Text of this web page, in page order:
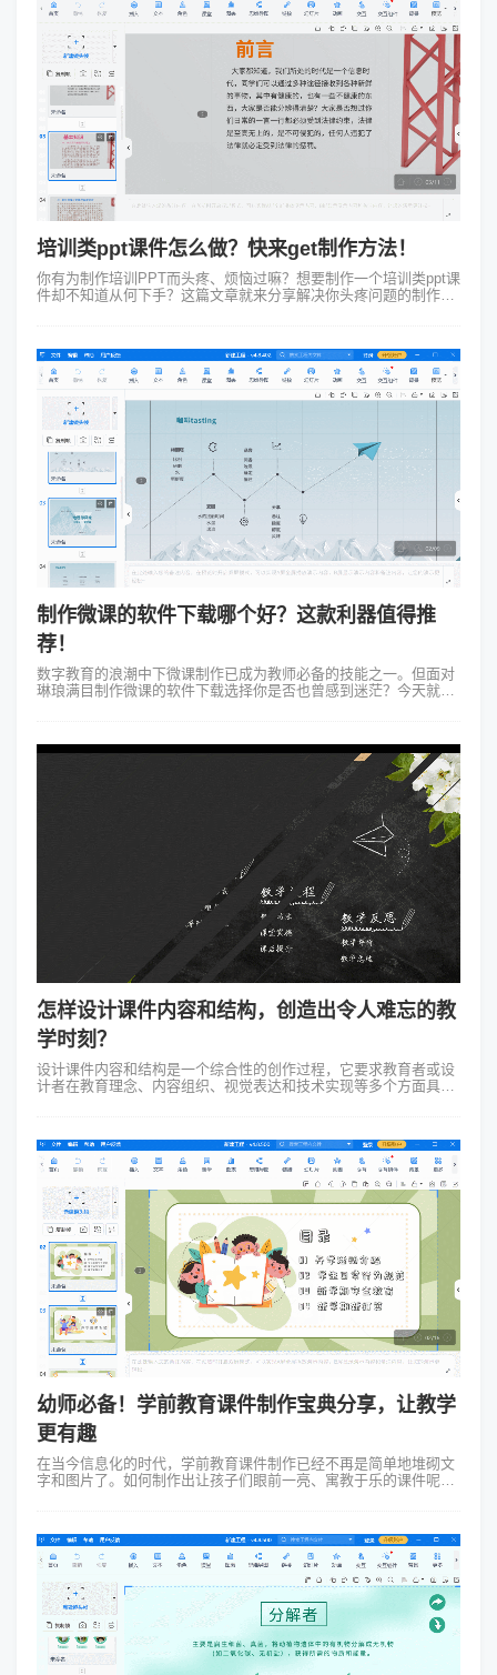
培训类ppt课件怎么做？快来get制作方法！
你有为制作培训PPT而头疼、烦恼过嘛？想要制作一个培训类ppt课
件却不知道从何下手？这篇文章就来分享解决你头疼问题的制作方
制作微课的软件下载哪个好？这款利器值得推
荐！
数字教育的浪潮中下微课制作已成为教师必备的技能之一。但面对
琳琅满目制作微课的软件下载选择你是否也曾感到迷茫？今天就让
怎样设计课件内容和结构，创造出令人难忘的教
学时刻？
设计课件内容和结构是一个综合性的创作过程，它要求教育者或设
计者在教育理念、内容组织、视觉表达和技术实现等多个方面具备
幼师必备！学前教育课件制作宝典分享，让教学
更有趣
在当今信息化的时代，学前教育课件制作已经不再是简单地堆砌文
字和图片了。如何制作出让孩子们眼前一亮、寓教于乐的课件呢？